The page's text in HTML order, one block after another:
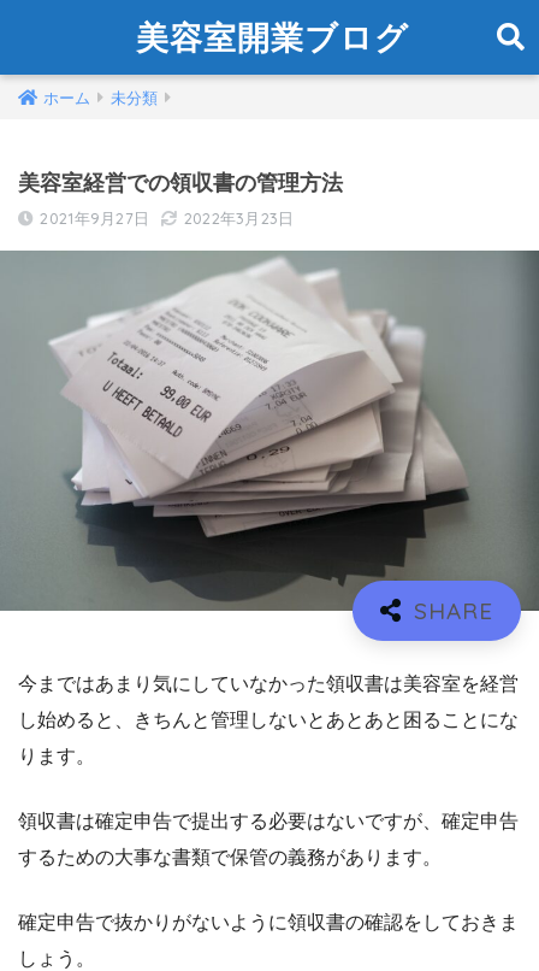
美容室開業ブログ
ホーム 未分類
美容室経営での領収書の管理方法
2021年9月27日 2022年3月23日
今まではあまり気にしていなかった領収書は美容室を経営
し始めると、きちんと管理しないとあとあと困ることにな
ります。
領収書は確定申告で提出する必要はないですが、確定申告
するための大事な書類で保管の義務があります。
確定申告で抜かりがないように領収書の確認をしておきま
しょう。